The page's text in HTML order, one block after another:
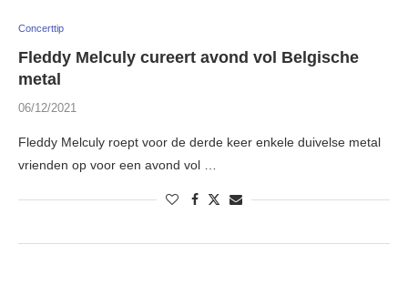
Concerttip
Fleddy Melculy cureert avond vol Belgische
metal
06/12/2021
Fleddy Melculy roept voor de derde keer enkele duivelse metal
vrienden op voor een avond vol …